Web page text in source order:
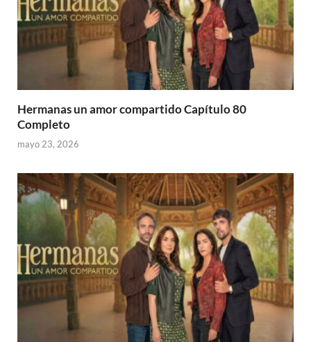
Hermanas un amor compartido Capítulo 80
Completo
mayo 23, 2026